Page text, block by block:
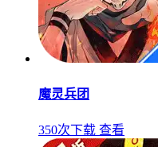
魔灵兵团
350次下载 查看